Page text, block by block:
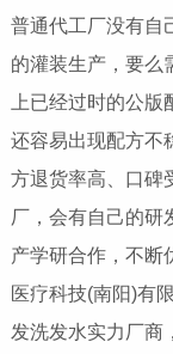
普通代工厂没有自
的灌装生产，要么
上已经过时的公
还容易出现配方不
方退货率高、口碑
厂，会有自己的研
产学研合作，不断
医疗科技(南阳)有
发洗发水实力厂商